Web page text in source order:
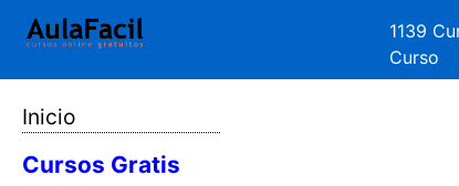
1139
Curso
Inicio
Cursos Gratis